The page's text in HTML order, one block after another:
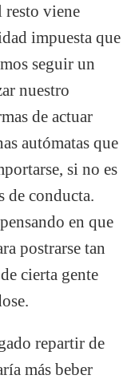
resto viene
impuesta que
seguir un
nuestro
de actuar
autómatas que
si no es
de conducta.
en que
postrarse tan
cierta gente
repartir de
más beber